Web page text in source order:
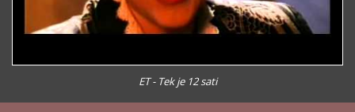
ET - Tek je 12 sati